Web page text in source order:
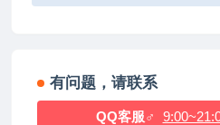
有问题，请联系
QQ客服♂